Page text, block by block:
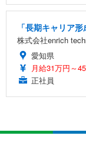
「長期キャリア
株式会社enrich
愛知県
月給31万円～
正社員